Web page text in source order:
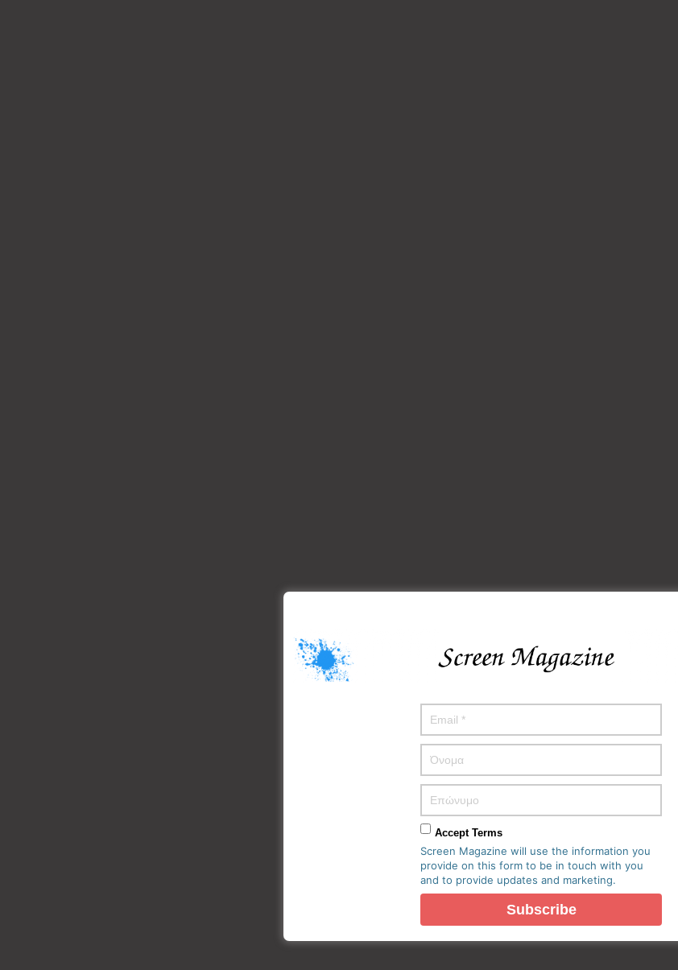
Accept Terms
Screen Magazine will use the information you
provide on this form to be in touch with you
and to provide updates and marketing.